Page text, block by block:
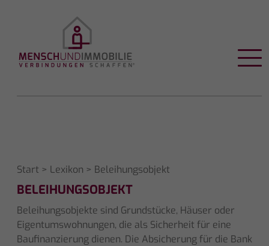
Start > Lexikon > Beleihungsobjekt
BELEIHUNGSOBJEKT
Beleihungsobjekte sind Grundstücke, Häuser oder
Eigentumswohnungen, die als Sicherheit für eine
Baufinanzierung dienen. Die Absicherung für die Bank